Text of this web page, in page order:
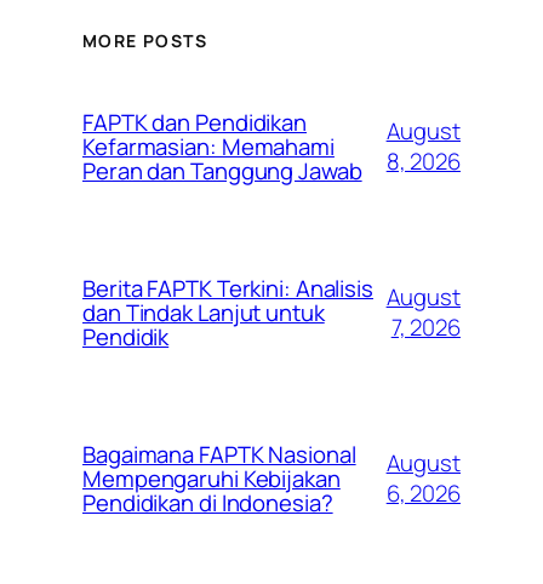
MORE POSTS
FAPTK dan Pendidikan
Kefarmasian: Memahami
Peran dan Tanggung Jawab
August
8, 2026
Berita FAPTK Terkini: Analisis
dan Tindak Lanjut untuk
Pendidik
August
7, 2026
Bagaimana FAPTK Nasional
Mempengaruhi Kebijakan
Pendidikan di Indonesia?
August
6, 2026